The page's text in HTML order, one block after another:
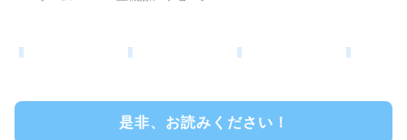
是非、お読みください！